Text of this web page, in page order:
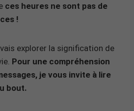
ces heures ne sont pas de
!
explorer la signification de
Pour une compréhension
je vous invite à lire
bout.